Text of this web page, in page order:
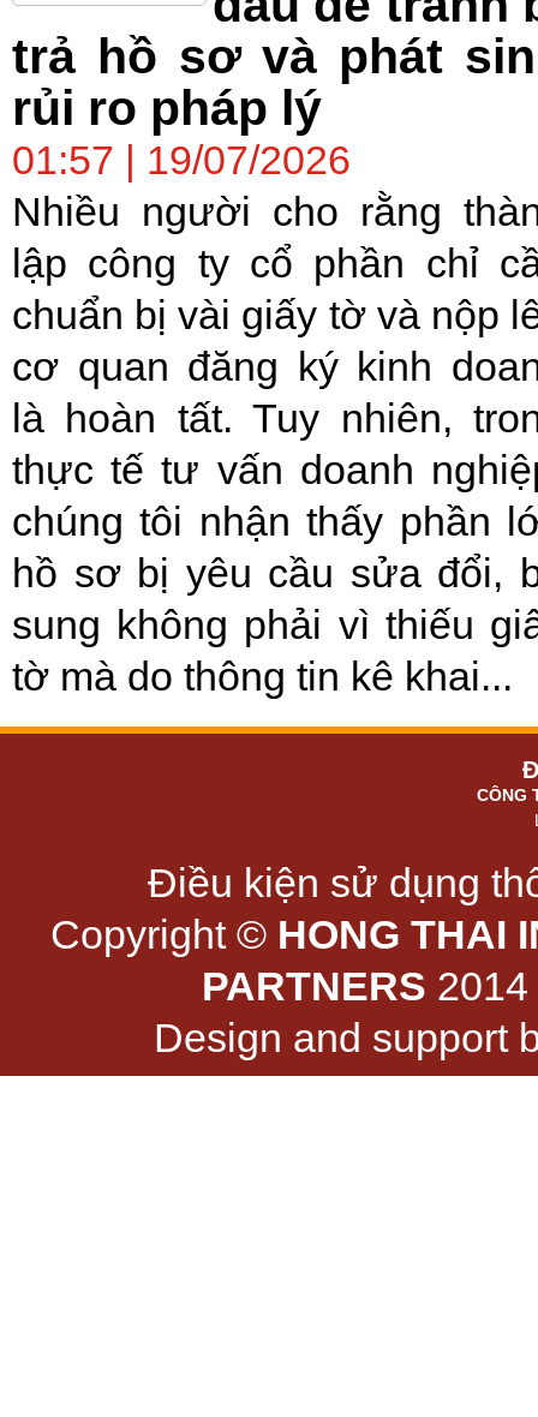
trả hồ sơ và phát
rủi ro pháp lý
01:57 | 19/07/2026
Nhiều người cho rằng
lập công ty cổ phần chỉ
chuẩn bị vài giấy tờ và nộp
cơ quan đăng ký kinh
là hoàn tất. Tuy nhiên,
thực tế tư vấn doanh
chúng tôi nhận thấy phần
hồ sơ bị yêu cầu sửa đổi,
sung không phải vì thiếu
tờ mà do thông tin kê khai...
CÔNG
Điều kiện sử dụng
Copyright © HONG THAI
PARTNERS
Design and support